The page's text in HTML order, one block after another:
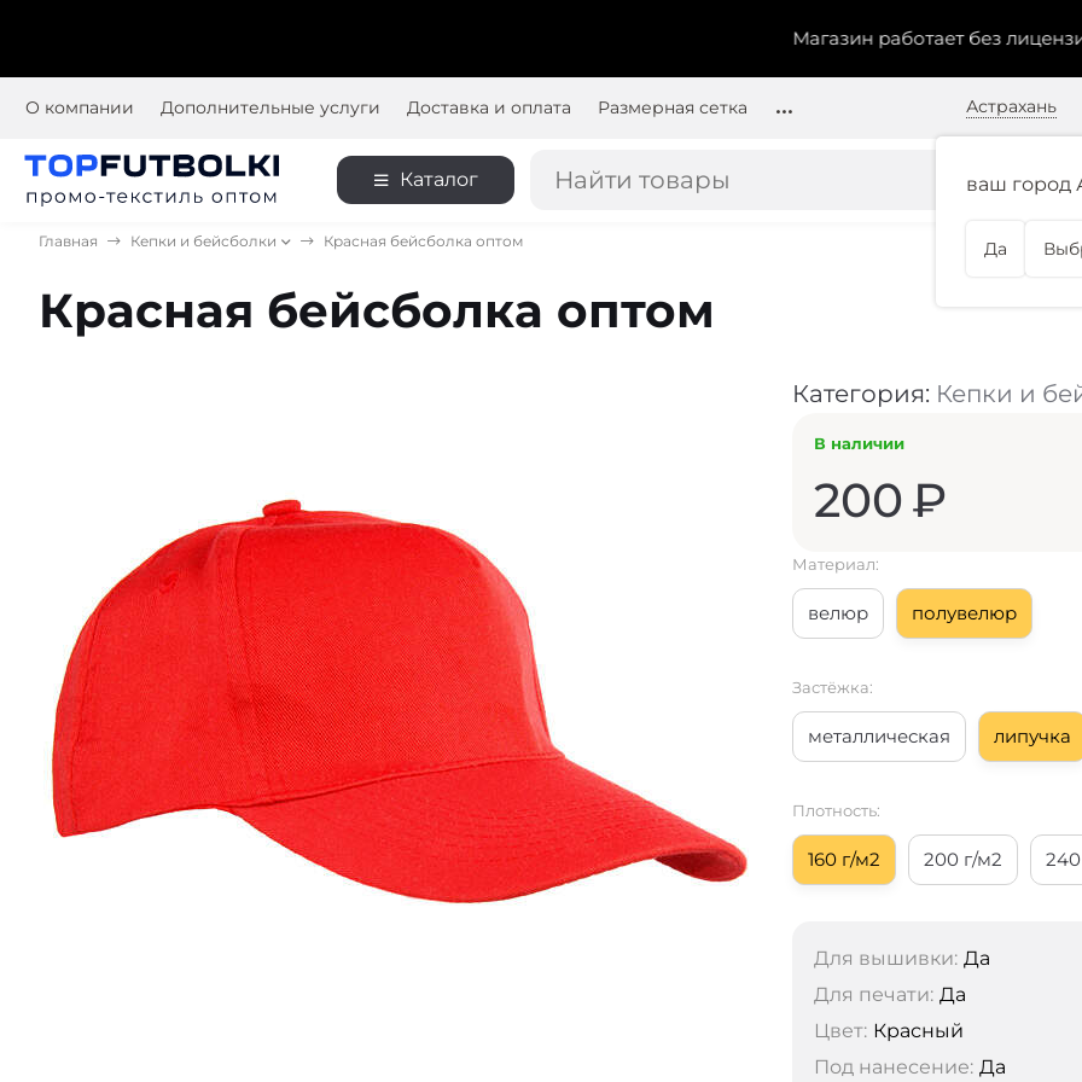
Магазин работает без лицензии.
О компании Дополнительные услуги Доставка и оплата Размерная сетка Астрахань
ваш город
Да
Каталог
Главная Кепки и бейсболки Красная бейсболка оптом
Красная бейсболка оптом
Категория: Кепки и
В наличии
200₽
Материал:
велюр полувелюр
Застёжка:
металлическая липучка
Плотность:
160 г/м2 200 г/м2
Для вышивки: Да
Для печати: Да
Цвет: Красный
Под нанесение: Да